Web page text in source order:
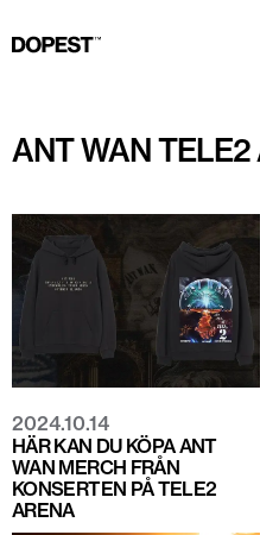
ANT WAN TELE2
2024.10.14
HÄR KAN DU KÖPA ANT
WAN MERCH FRÅN
KONSERTEN PÅ TELE2
ARENA